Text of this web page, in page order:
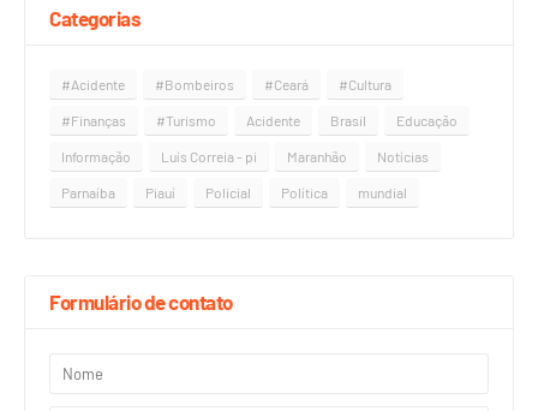
Categorias
#Acidente #Bombeiros #Ceará #Cultura
#Finanças #Turismo Acidente Brasil Educação
Informação Luís Correia - pi Maranhão Notícias
Parnaíba Piauí Policial Política mundial
Formulário de contato